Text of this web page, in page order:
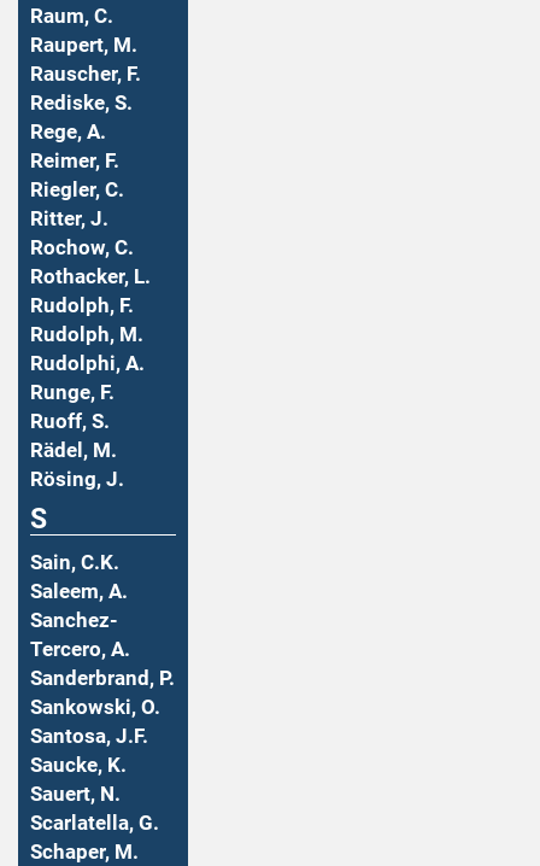
Raum, C.
Raupert, M.
Rauscher, F.
Rediske, S.
Rege, A.
Reimer, F.
Riegler, C.
Ritter, J.
Rochow, C.
Rothacker, L.
Rudolph, F.
Rudolph, M.
Rudolphi, A.
Runge, F.
Ruoff, S.
Rädel, M.
Rösing, J.
S
Sain, C.K.
Saleem, A.
Sanchez-
Tercero, A.
Sanderbrand, P.
Sankowski, O.
Santosa, J.F.
Saucke, K.
Sauert, N.
Scarlatella, G.
Schaper, M.